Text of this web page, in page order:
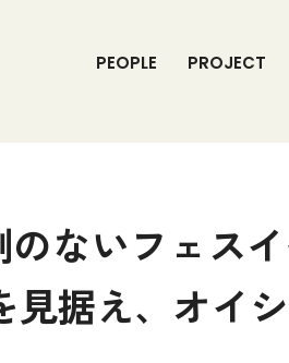
PEOPLE PROJECT
ないフェス
据え、オイシ